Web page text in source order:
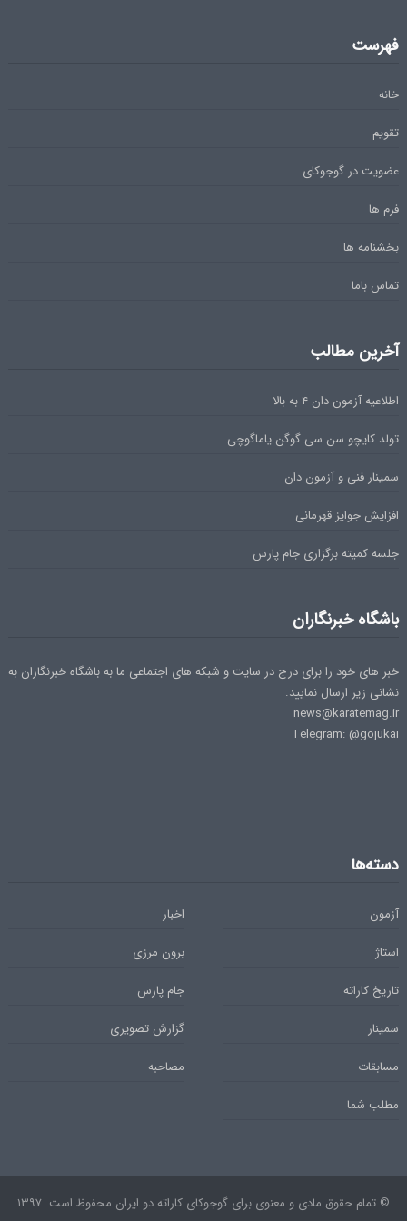
فهرست
خانه
تقویم
عضویت در گوجوکای
فرم ها
بخشنامه ها
تماس باما
آخرین مطالب
اطلاعیه آزمون دان ۴ به بالا
تولد کایچو سن سی گوگن یاماگوچی
سمینار فنی و آزمون دان
افزایش جوایز قهرمانی
جلسه کمیته برگزاری جام پارس
باشگاه خبرنگاران
خبر های خود را برای درج در سایت و شبکه های اجتماعی ما به باشگاه خبرنگاران به
نشانی زیر ارسال نمایید.
news@karatemag.ir
Telegram: @gojukai
دسته‌ها
آزمون
اخبار
استاژ
برون مرزی
تاریخ کاراته
جام پارس
سمینار
گزارش تصویری
مسابقات
مصاحبه
مطلب شما
© تمام حقوق مادی و معنوی برای گوجوکای کاراته دو ایران محفوظ است. ۱۳۹۷